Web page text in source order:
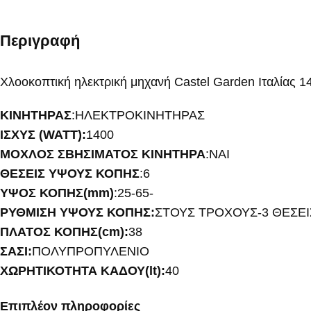
Περιγραφή
Χλοοκοπτική ηλεκτρική μηχανή Castel Garden Ιταλίας
ΚΙΝΗΤΗΡΑΣ:ΗΛΕΚΤΡΟΚΙΝΗΤΗΡΑΣ
ΙΣΧΥΣ (WATT):1400
ΜΟΧΛΟΣ ΣΒΗΣΙΜΑΤΟΣ ΚΙΝΗΤΗΡΑ:ΝΑΙ
ΘΕΣΕΙΣ ΥΨΟΥΣ ΚΟΠΗΣ:6
ΥΨΟΣ ΚΟΠΗΣ(mm):25-65-
ΡΥΘΜΙΣΗ ΥΨΟΥΣ ΚΟΠΗΣ:ΣΤΟΥΣ ΤΡΟΧΟΥΣ-3
ΠΛΑΤΟΣ ΚΟΠΗΣ(cm):38
ΣΑΣΙ:ΠΟΛΥΠΡΟΠΥΛΕΝΙΟ
ΧΩΡΗΤΙΚΟΤΗΤΑ ΚΑΔΟΥ(lt):40
Επιπλέον πληροφορίες